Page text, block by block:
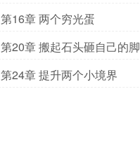
第16章 两个穷光蛋
第20章 搬起石头砸自己的脚
第24章 提升两个小境界